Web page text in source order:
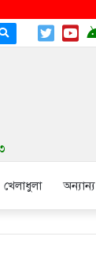
খেলাধুলা অন্যান্য